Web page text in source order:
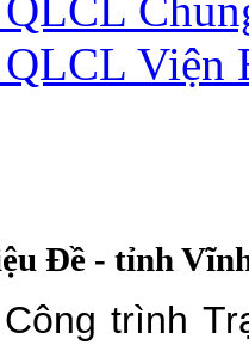
Viện
Đề - tỉnh
trình